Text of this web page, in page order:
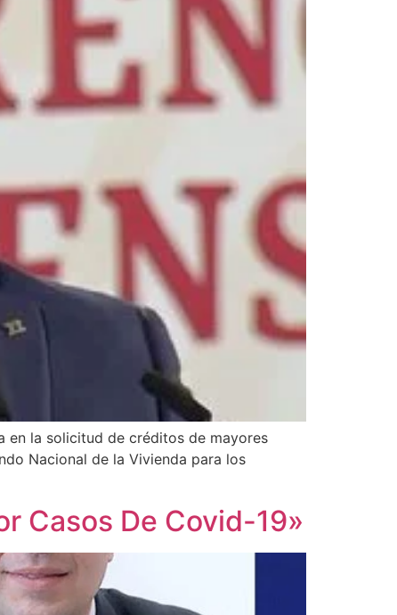
en la solicitud de créditos de mayores
Nacional de la Vivienda para los
Casos De Covid-19»